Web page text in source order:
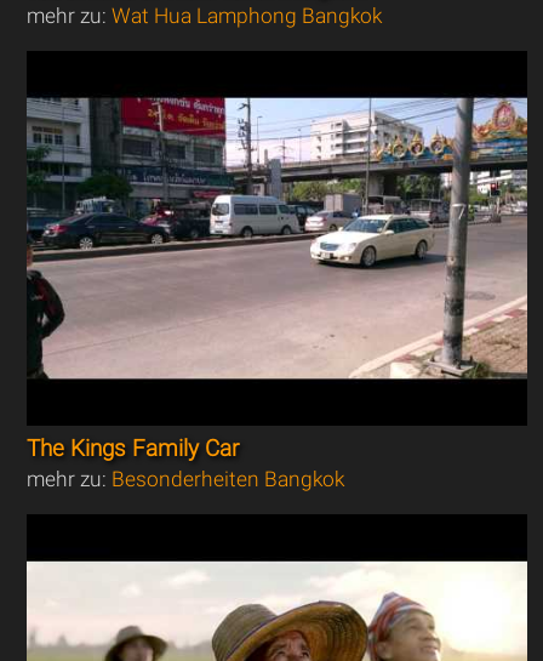
mehr zu:Wat Hua Lamphong Bangkok
The Kings Family Car
mehr zu: Besonderheiten Bangkok